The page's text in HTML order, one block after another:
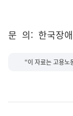
문 의: 한국장
“이 자료는 고용노